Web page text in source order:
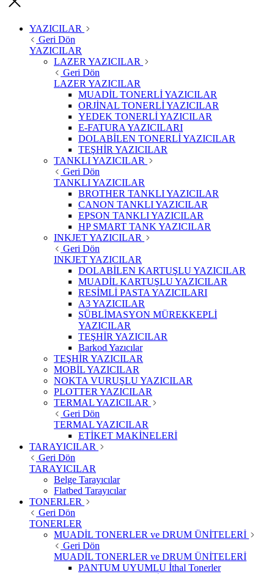
YAZICILAR
Geri Dön
YAZICILAR
LAZER YAZICILAR
Geri Dön
LAZER YAZICILAR
MUADİL TONERLİ YAZICILAR
ORJİNAL TONERLİ YAZICILAR
YEDEK TONERLİ YAZICILAR
E-FATURA YAZICILARI
DOLABİLEN TONERLİ YAZICILAR
TEŞHİR YAZICILAR
TANKLI YAZICILAR
Geri Dön
TANKLI YAZICILAR
BROTHER TANKLI YAZICILAR
CANON TANKLI YAZICILAR
EPSON TANKLI YAZICILAR
HP SMART TANK YAZICILAR
INKJET YAZICILAR
Geri Dön
INKJET YAZICILAR
DOLABİLEN KARTUŞLU YAZICILAR
MUADİL KARTUŞLU YAZICILAR
RESİMLİ PASTA YAZICILARI
A3 YAZICILAR
SÜBLİMASYON MÜREKKEPLİ
YAZICILAR
TEŞHİR YAZICILAR
Barkod Yazıcılar
TEŞHİR YAZICILAR
MOBİL YAZICILAR
NOKTA VURUŞLU YAZICILAR
PLOTTER YAZICILAR
TERMAL YAZICILAR
Geri Dön
TERMAL YAZICILAR
ETİKET MAKİNELERİ
TARAYICILAR
Geri Dön
TARAYICILAR
Belge Tarayıcılar
Flatbed Tarayıcılar
TONERLER
Geri Dön
TONERLER
MUADİL TONERLER ve DRUM ÜNİTELERİ
Geri Dön
MUADİL TONERLER ve DRUM ÜNİTELERİ
PANTUM UYUMLU İthal Tonerler